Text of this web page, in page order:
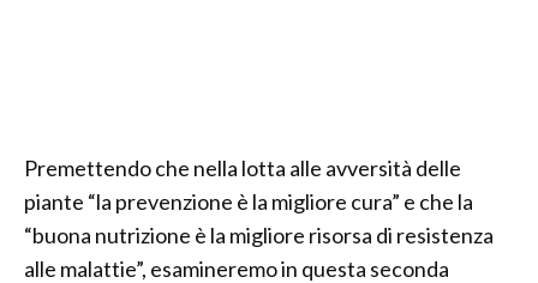
Premettendo che nella lotta alle avversità delle
piante “la prevenzione è la migliore cura” e che la
“buona nutrizione è la migliore risorsa di resistenza
alle malattie”, esamineremo in questa seconda